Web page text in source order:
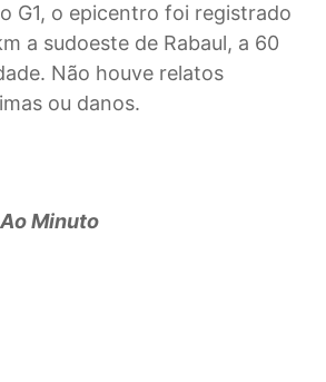
G1, o epicentro foi registrado
a sudoeste de Rabaul, a 60
Não houve relatos
ou danos.
Minuto